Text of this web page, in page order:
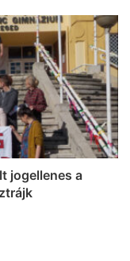
jogellenes a